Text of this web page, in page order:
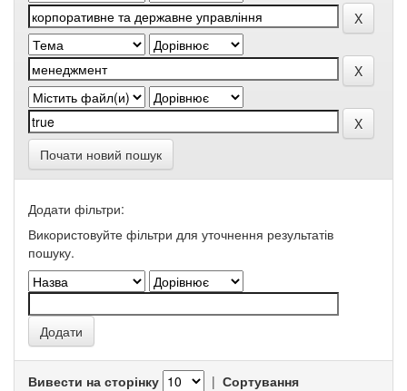
Почати новий пошук
Додати фільтри:
Використовуйте фільтри для уточнення результатів
пошуку.
Вивести на сторінку | Сортування